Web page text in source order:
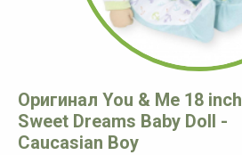
Оригинал You & Me 18 inch
Sweet Dreams Baby Doll -
Caucasian Boy